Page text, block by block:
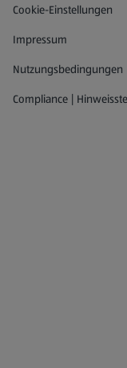
Datenschutz- und
Cookie-Einstellungen
Impressum
Nutzungsbedingungen
Compliance |